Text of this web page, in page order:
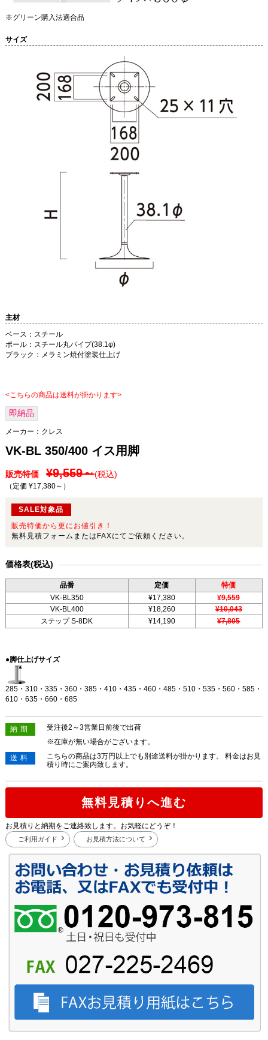
※グリーン購入法適合品
サイズ
主材
ベース：スチール
ポール：スチール丸パイプ(38.1φ)
ブラック：メラミン焼付塗装仕上げ
<こちらの商品は送料が掛かります>
即納品
メーカー： クレス
VK-BL 350/400 イス用脚
販売特価 ¥9,559～(税込)
（定価 ¥17,380～ ）
SALE対象品
販売特価から更にお値引き！
無料見積フォームまたはFAXにてご依頼ください。
価格表(税込)
品番 定価
特価
VK-BL350
¥17,380
¥9,559
VK-BL400
¥18,260
¥10,043
ステップ S-8DK
¥14,190 ¥7,805
●脚仕上げサイズ
285・310・335・360・385・410・435・460・485・510・535・560・585・
610・635・660・685
納期
受注後2～3営業日前後で出荷
※在庫が無い場合がございます。
送料
こちらの商品は3万円以上でも別途送料が掛かります。 料金はお見
積り時にご案内致します。
無料見積りへ進む
お見積りと納期をご連絡致します。お気軽にどうぞ！
ご利用ガイド お見積方法について